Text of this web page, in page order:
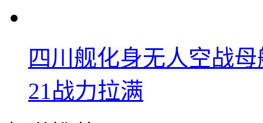
四川舰化身无人空战
21战力拉满